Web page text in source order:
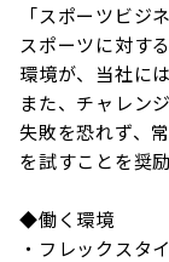
「スポーツビジ
スポーツに対す
環境が、当社に
また、チャレン
失敗を恐れず、
を試すことを奨
◆働く環境
・フレックスタ